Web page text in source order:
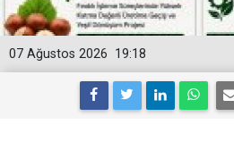
19:18
07 Ağustos 2026